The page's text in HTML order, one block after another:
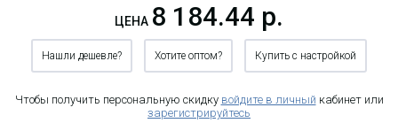
ЦЕНА 8 184.44 р.
Нашли дешевле? Хотите оптом? Купить с настройкой
Чтобы получить персональную скидку войдите в личный кабинет или
зарегистрируйтесь